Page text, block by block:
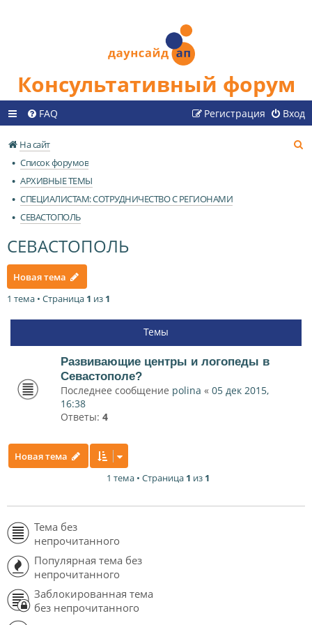
Консультативный форум
FAQ Вход
Регистрация
На сайт
Список форумов
АРХИВНЫЕ ТЕМЫ
СПЕЦИАЛИСТАМ: СОТРУДНИЧЕСТВО С РЕГИОНАМИ
СЕВАСТОПОЛЬ
СЕВАСТОПОЛЬ
Новая тема
1 тема • Страница 1 из 1
Темы
Развивающие центры и логопеды в
Севастополе?
Последнее сообщение polina « 05 дек 2015,
16:38
Ответы: 4
Новая тема
1 тема • Страница 1 из 1
Тема без
непрочитанного
Популярная тема без
непрочитанного
Заблокированная тема
без непрочитанного